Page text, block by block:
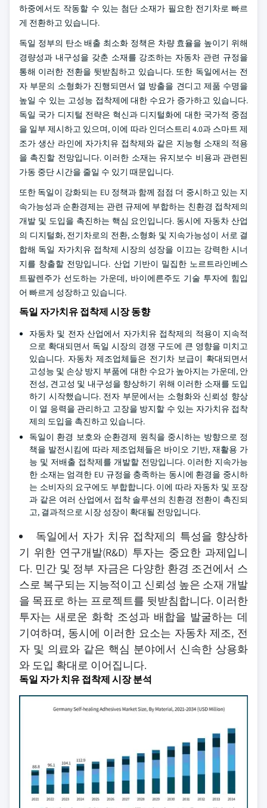
하중에서도 작동할 수 있는 첨단 소재가 필요한 전기차로 빠르
게 전환하고 있습니다.
독일 정부의 탄소 배출 최소화 정책은 차량 효율을 높이기 위해
경량성과 내구성을 갖춘 소재를 강조하는 자동차 관련 규정을
통해 이러한 전환을 뒷받침하고 있습니다. 또한 독일에서는 전
자 부문의 소형화가 진행되면서 열 방출을 견디고 제품 수명을
높일 수 있는 고성능 접착제에 대한 수요가 증가하고 있습니다.
독일 국가 디지털 전략은 혁신과 디지털화에 대한 국가적 중점
을 일부 제시하고 있으며, 이에 따라 인더스트리 4.0과 스마트 제
조가 생산 라인에 자가치유 접착제와 같은 지능형 소재의 적용
을 촉진할 전망입니다. 이러한 소재는 유지보수 비용과 관련된
가동 중단 시간을 줄일 수 있기 때문입니다.
또한 독일이 강화되는 EU 정책과 함께 점점 더 중시하고 있는 지
속가능성과 순환경제는 관련 규제에 부합하는 친환경 접착제의
개발 및 도입을 촉진하는 핵심 요인입니다. 동시에 자동차 산업
의 디지털화, 전기차로의 전환, 소형화 및 지속가능성이 서로 결
합해 독일 자가치유 접착제 시장의 성장을 이끄는 강력한 시너
지를 창출할 전망입니다. 산업 기반이 밀집한 노르트라인베스
트팔렌주가 선도하는 가운데, 바이에른주도 기술 투자에 힘입
어 빠르게 성장하고 있습니다.
독일 자가치유 접착제 시장 동향
자동차 및 전자 산업에서 자가치유 접착제의 적용이 지속적
으로 확대되면서 독일 시장의 경쟁 구도에 큰 영향을 미치고
있습니다. 자동차 제조업체들은 전기차 보급이 확대되면서
고성능 및 손상 방지 부품에 대한 수요가 높아지는 가운데, 안
전성, 견고성 및 내구성을 향상하기 위해 이러한 소재를 도입
하기 시작했습니다. 전자 부문에서는 소형화와 신뢰성 향상
이 열 응력을 관리하고 고장을 방지할 수 있는 자가치유 접착
제의 도입을 촉진하고 있습니다.
독일이 환경 보호와 순환경제 원칙을 중시하는 방향으로 정
책을 발전시킴에 따라 제조업체들은 바이오 기반, 재활용 가
능 및 저배출 접착제를 개발할 전망입니다. 이러한 지속가능
한 소재는 엄격한 EU 규정을 충족하는 동시에 환경을 중시하
는 소비자의 요구에도 부합합니다. 이에 따라 자동차 및 포장
과 같은 여러 산업에서 접착 솔루션의 친환경 전환이 촉진되
고, 결과적으로 시장 성장이 확대될 전망입니다.
독일에서 자가 치유 접착제의 특성을 향상하
기 위한 연구개발(R&D) 투자는 중요한 과제입니
다. 민간 및 정부 자금은 다양한 환경 조건에서 스
스로 복구되는 지능적이고 신뢰성 높은 소재 개발
을 목표로 하는 프로젝트를 뒷받침합니다. 이러한
투자는 새로운 화학 조성과 배합을 발굴하는 데
기여하며, 동시에 이러한 요소는 자동차 제조, 전
자 및 의료와 같은 핵심 분야에서 신속한 상용화
와 도입 확대로 이어집니다.
독일 자가 치유 접착제 시장 분석